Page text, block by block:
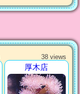
38 views
厚木店